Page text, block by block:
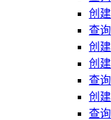
创
查
创
创
查
创
查